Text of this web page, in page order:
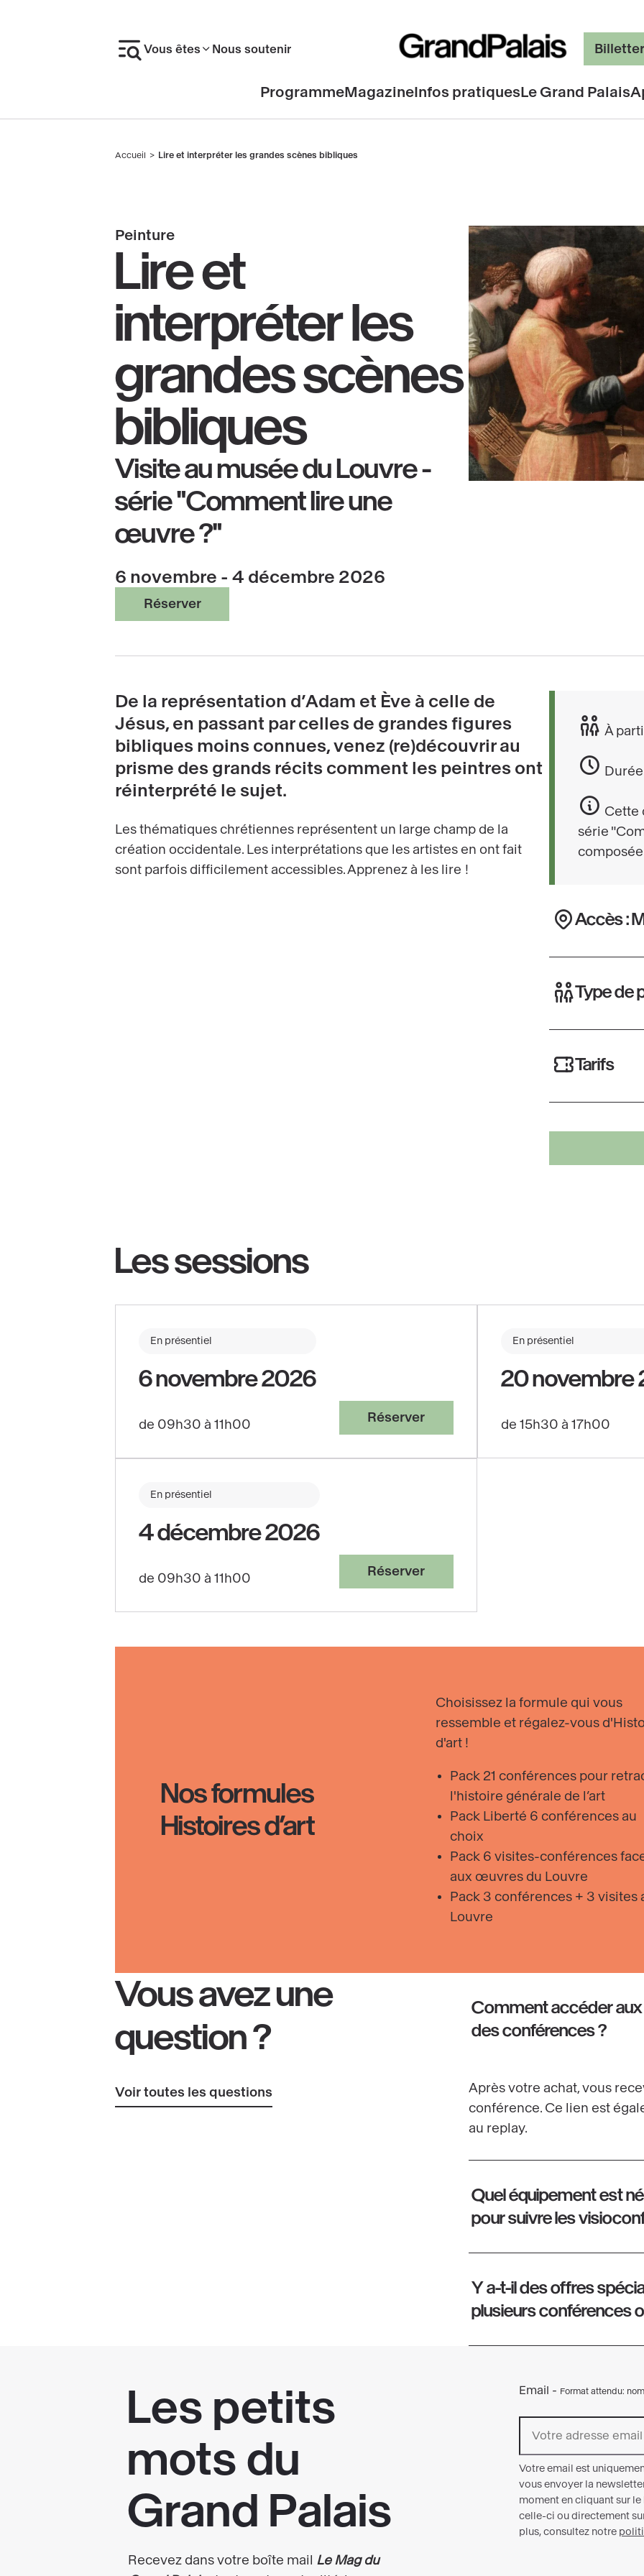
Vous êtes Nous soutenir
ProgrammeMagazineInfos pratiquesLe Grand Palais
Fil
Accueil Lire et interpréter les grandes scènes bibliques
Peinture
Lire et
interpréter les
grandes scènes
bibliques
Visite au musée du Louvre -
série "Comment lire une
œuvre ?"
6 novembre - 4 décembre 2026
Réserver
De la représentation d’Adam et Ève à celle de
Jésus, en passant par celles de grandes figures
bibliques moins connues, venez (re)découvrir au
prisme des grands récits comment les peintres ont
réinterprété le sujet.
Les thématiques chrétiennes représentent un large champ de la
création occidentale. Les interprétations que les artistes en ont fait
sont parfois difficilement accessibles. Apprenez à les lire !
À
Cette
série
Accès :
Type de
Tarifs
Les sessions
En présentiel
6 novembre 2026
de 09h30 à 11h00
Réserver
En présentiel
20 novembre
de 15h30 à 17h00
En présentiel
4 décembre 2026
de 09h30 à 11h00
Réserver
Nos formules
Histoires d’art
Choisissez la formule qui vous
ressemble et régalez-vous
d'art !
Pack 21 conférences pour
l'histoire générale de l’art
Pack Liberté 6 conférences au
choix
Pack 6 visites-conférences
aux œuvres du Louvre
Pack 3 conférences + 3 visites
Louvre
Vous avez une
question ?
Voir toutes les questions
Comment accéder aux
des conférences ?
Après votre achat, vous
conférence. Ce lien est
au replay.
Quel équipement est
pour suivre les
Y a-t-il des offres
plusieurs conférences